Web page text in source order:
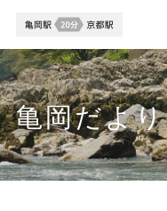
亀岡だより